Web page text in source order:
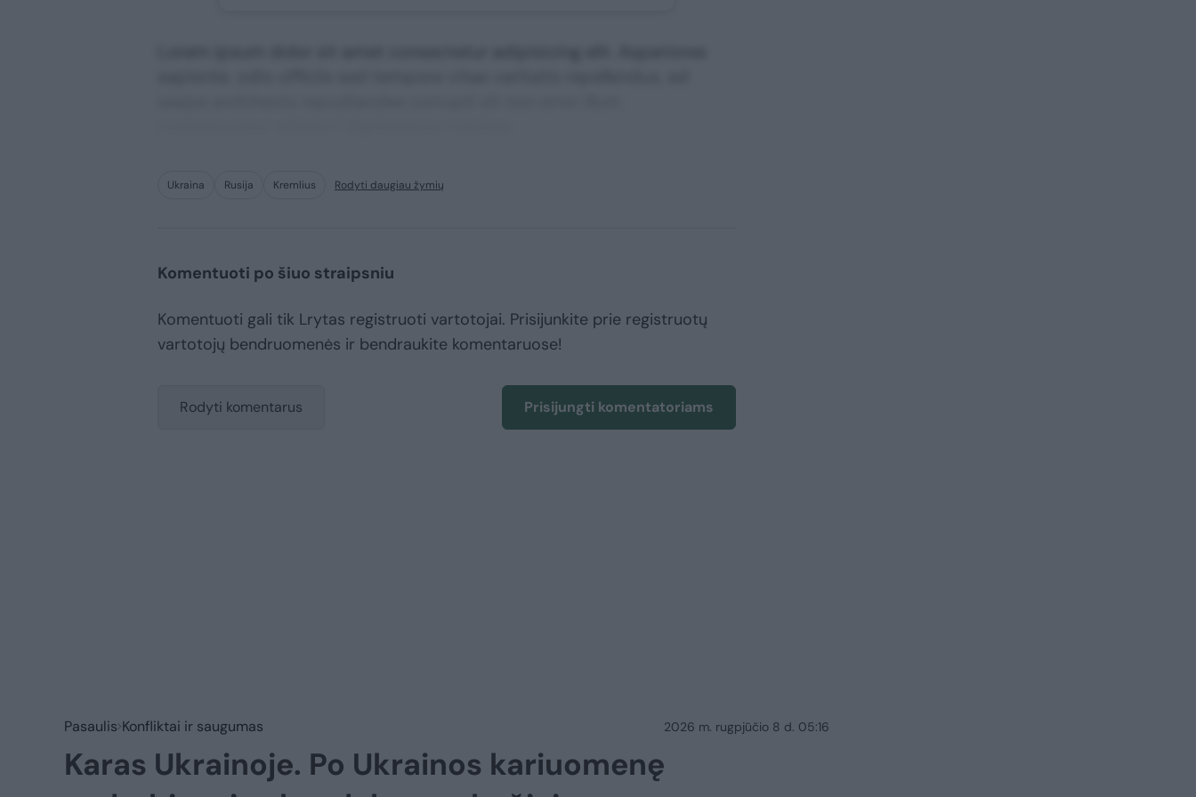
Ukraina Rusija Kremlius Rodyti daugiau žymių
Komentuoti po šiuo straipsniu
Komentuoti gali tik Lrytas registruoti vartotojai. Prisijunkite prie registruotų
vartotojų bendruomenės ir bendraukite komentaruose!
Rodyti komentarus Prisijungti komentatoriams
Pasaulis Konfliktai ir saugumas 2026 m. rugpjūčio 8 d. 05:16
Karas Ukrainoje. Po Ukrainos kariuomenę